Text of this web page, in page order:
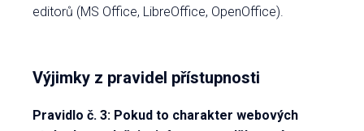
editorů (MS Office, LibreOffice, OpenOffice).
Výjimky z pravidel přístupnosti
Pravidlo č. 3: Pokud to charakter webových